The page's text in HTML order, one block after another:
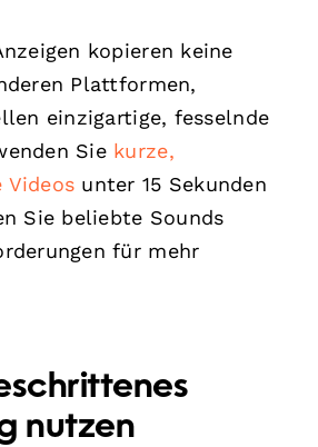
kopieren keine
Plattformen,
einzigartige, fesselnde
Sie kurze,
Videos unter 15 Sekunden
Sie beliebte Sounds
für mehr
nutzen